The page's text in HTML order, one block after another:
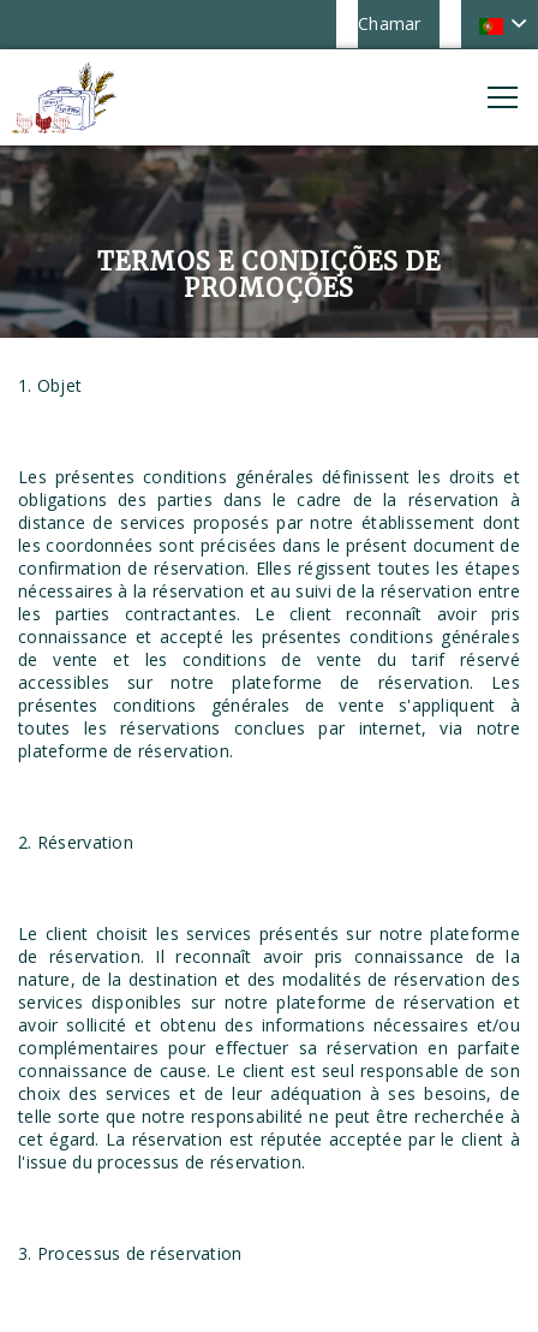
Chamar
TERMOS E CONDIÇÕES DE
PROMOÇÕES
1. Objet
Les présentes conditions générales définissent les droits et
obligations des parties dans le cadre de la réservation à
distance de services proposés par notre établissement dont
les coordonnées sont précisées dans le présent document de
confirmation de réservation. Elles régissent toutes les étapes
nécessaires à la réservation et au suivi de la réservation entre
les parties contractantes. Le client reconnaît avoir pris
connaissance et accepté les présentes conditions générales
de vente et les conditions de vente du tarif réservé
accessibles sur notre plateforme de réservation. Les
présentes conditions générales de vente s'appliquent à
toutes les réservations conclues par internet, via notre
plateforme de réservation.
2. Réservation
Le client choisit les services présentés sur notre plateforme
de réservation. Il reconnaît avoir pris connaissance de la
nature, de la destination et des modalités de réservation des
services disponibles sur notre plateforme de réservation et
avoir sollicité et obtenu des informations nécessaires et/ou
complémentaires pour effectuer sa réservation en parfaite
connaissance de cause. Le client est seul responsable de son
choix des services et de leur adéquation à ses besoins, de
telle sorte que notre responsabilité ne peut être recherchée à
cet égard. La réservation est réputée acceptée par le client à
l'issue du processus de réservation.
3. Processus de réservation